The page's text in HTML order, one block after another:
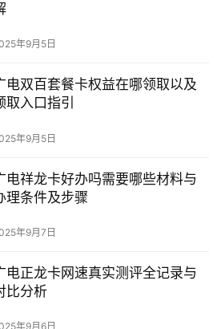
年9月5日
电双百套餐卡权益在哪领取以及
取入口指引
年9月5日
电祥龙卡好办吗需要哪些材料与
理条件及步骤
年9月7日
电正龙卡网速真实测评全记录与
比分析
年9月6日